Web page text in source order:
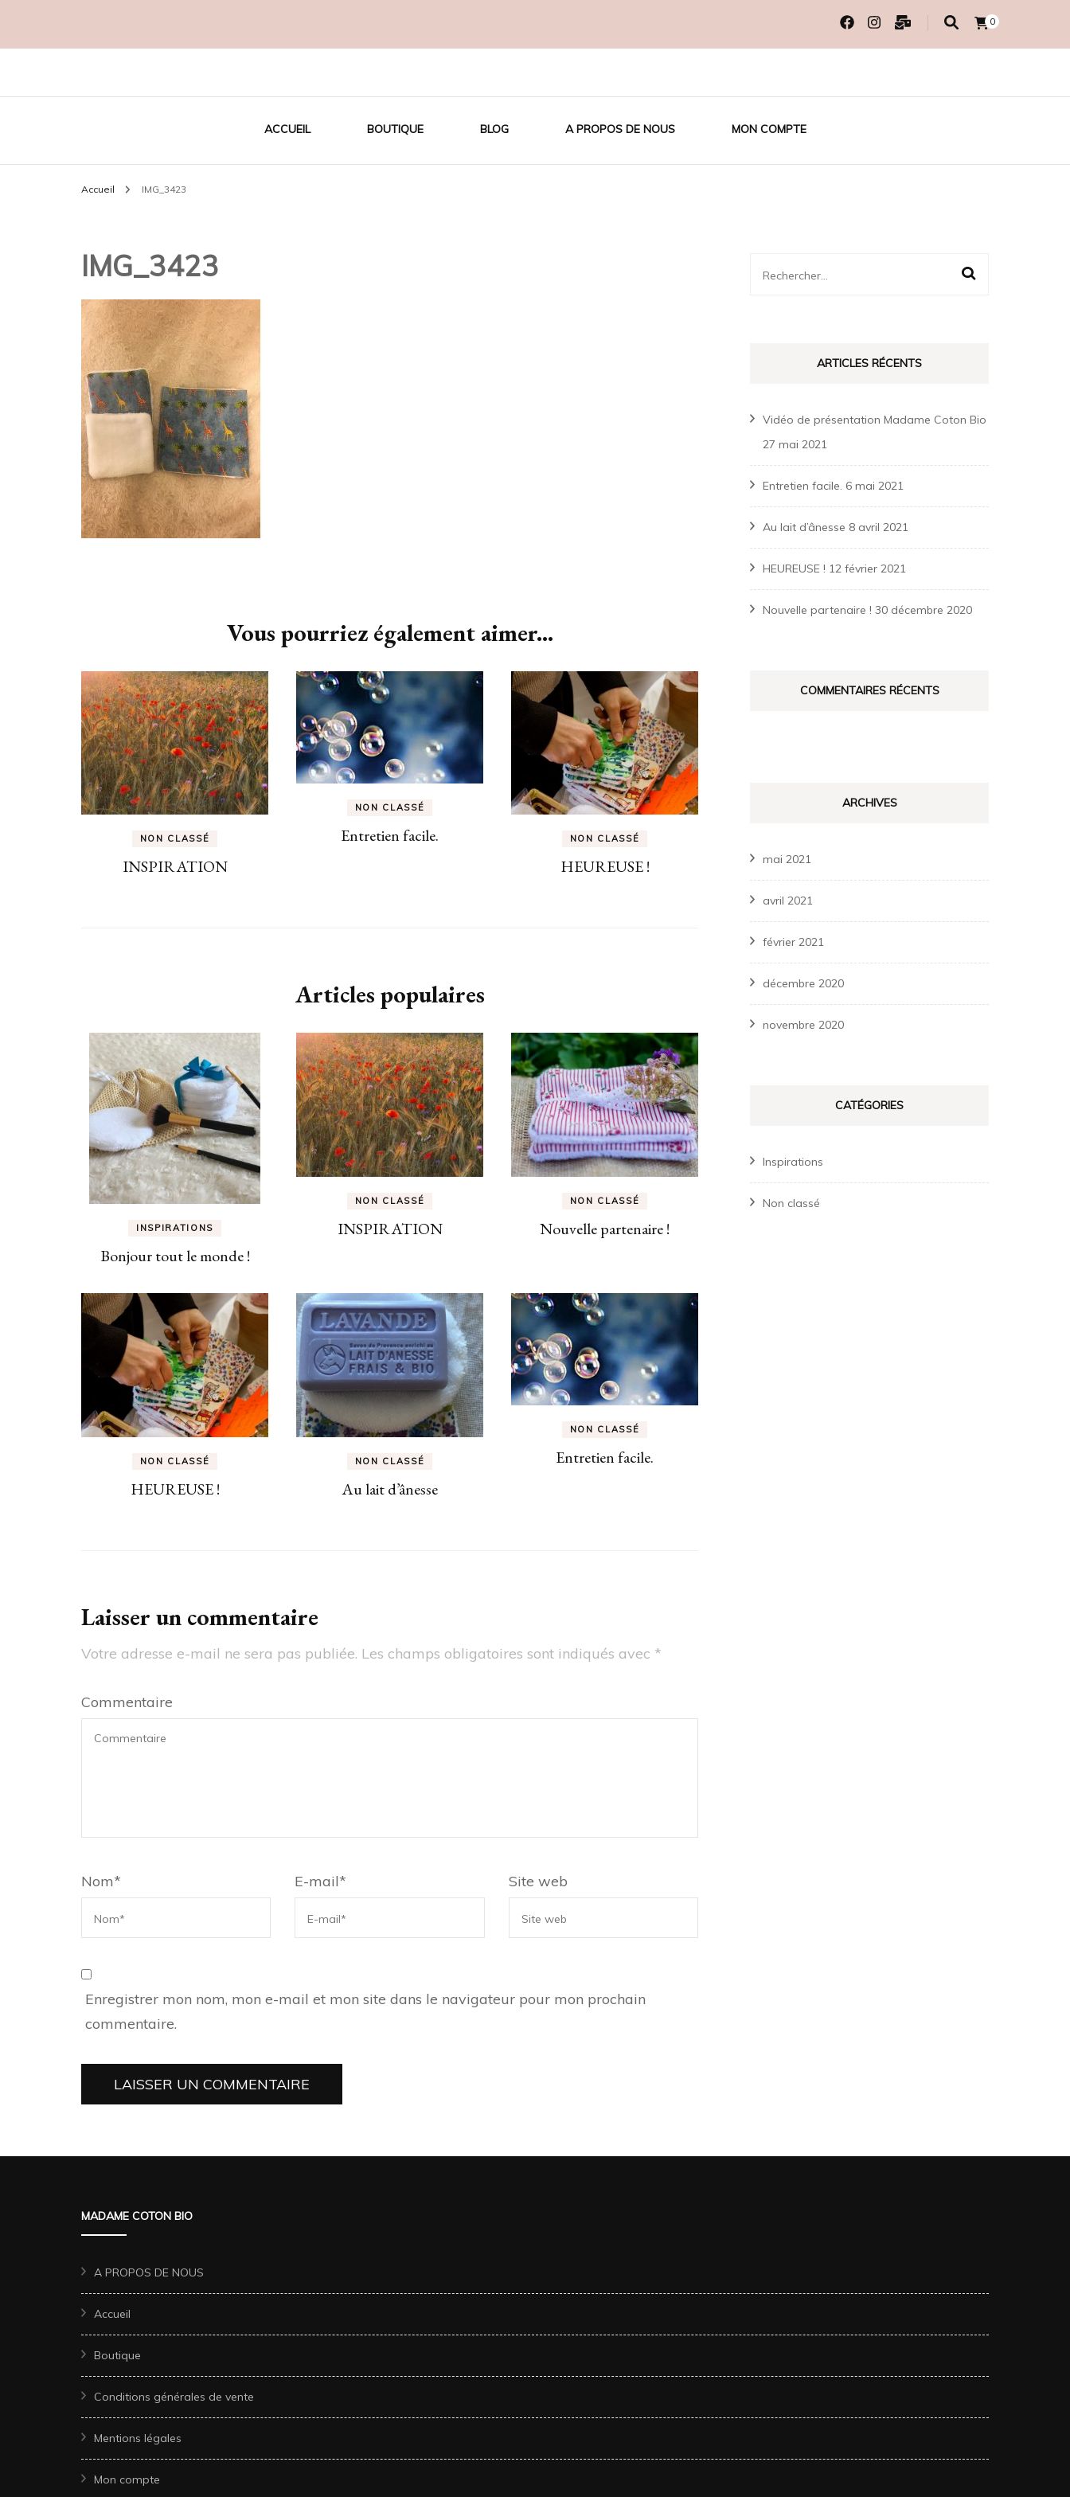
0
MADAME COTON BIO
ACCUEIL BOUTIQUE BLOG A PROPOS DE NOUS MON COMPTE
Accueil IMG_3423
IMG_3423
Vous pourriez également aimer...
NON CLASSÉ
INSPIRATION
NON CLASSÉ
Entretien facile. NON CLASSÉ
HEUREUSE !
Articles populaires
INSPIRATIONS
Bonjour tout le monde !
NON CLASSÉ
INSPIRATION
NON CLASSÉ
Nouvelle partenaire !
NON CLASSÉ
HEUREUSE !
NON CLASSÉ
Au lait d’ânesse
NON CLASSÉ
Entretien facile.
Laisser un commentaire
Votre adresse e-mail ne sera pas publiée. Les champs obligatoires sont indiqués avec *
Commentaire
Nom* E-mail* Site web
Enregistrer mon nom, mon e-mail et mon site dans le navigateur pour mon prochain
commentaire.
Rechercher :
ARTICLES RÉCENTS
Vidéo de présentation Madame Coton Bio
27 mai 2021
Entretien facile. 6 mai 2021
Au lait d’ânesse 8 avril 2021
HEUREUSE ! 12 février 2021
Nouvelle partenaire ! 30 décembre 2020
COMMENTAIRES RÉCENTS
ARCHIVES
mai 2021
avril 2021
février 2021
décembre 2020
novembre 2020
CATÉGORIES
Inspirations
Non classé
MADAME COTON BIO
A PROPOS DE NOUS
Accueil
Boutique
Conditions générales de vente
Mentions légales
Mon compte